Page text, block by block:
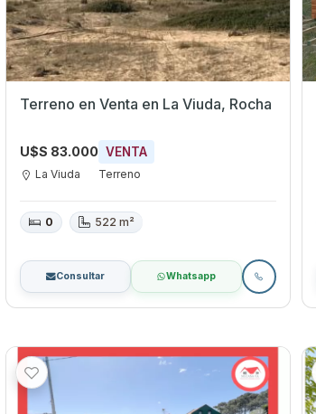
Terreno en Venta en La Viuda, Rocha
U$S 83.000 VENTA
La Viuda Terreno
0 522 m²
Consultar Whatsapp